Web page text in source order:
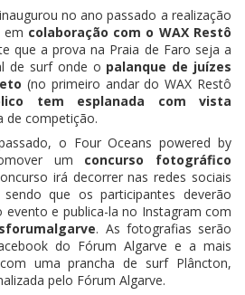
no ano passado a realização
em colaboração com o WAX Restô
que a prova na Praia de Faro seja a
de surf onde o palanque de juízes
(no primeiro andar do WAX Restô
tem esplanada com vista
de competição.
o Four Oceans powered by
um concurso fotográfico
irá decorrer nas redes sociais
que os participantes deverão
e publica-la no Instagram com
. As fotografias serão
do Fórum Algarve e a mais
uma prancha de surf Plâncton,
pelo Fórum Algarve.